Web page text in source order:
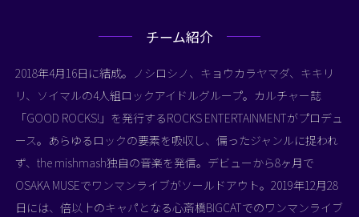
チーム紹介
2018年4月16日に結成。ノシロシノ、キョウカラヤマダ、キキリ
リ、ソイマルの4人組ロックアイドルグループ。カルチャー誌
「GOOD ROCKS!」を発行するROCKS ENTERTAINMENTがプロデュ
ース。あらゆるロックの要素を吸収し、偏ったジャンルに捉われ
ず、the mishmash独自の音楽を発信。デビューから8ヶ月で
OSAKA MUSEでワンマンライブがソールドアウト。2019年12月28
日には、倍以上のキャパとなる心斎橋BIGCATでのワンマンライブ